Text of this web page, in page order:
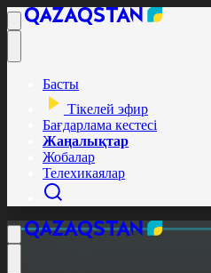
Басты
Тікелей эфир
Бағдарлама кестесі
Жаңалықтар
Жобалар
Телехикаялар